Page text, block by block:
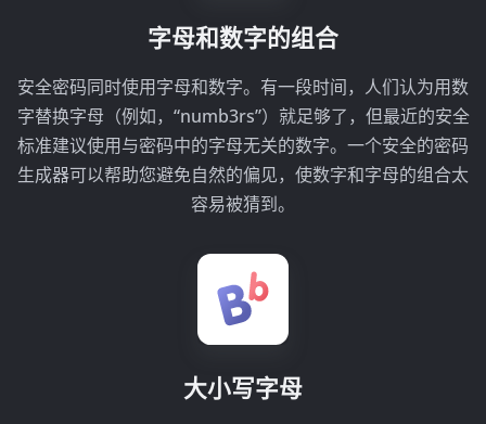
字母和数字的组合
安全密码同时使用字母和数字。有一段时间，人们认为用数
字替换字母（例如，“numb3rs”）就足够了，但最近的安全
标准建议使用与密码中的字母无关的数字。一个安全的密码
生成器可以帮助您避免自然的偏见，使数字和字母的组合太
容易被猜到。
大小写字母